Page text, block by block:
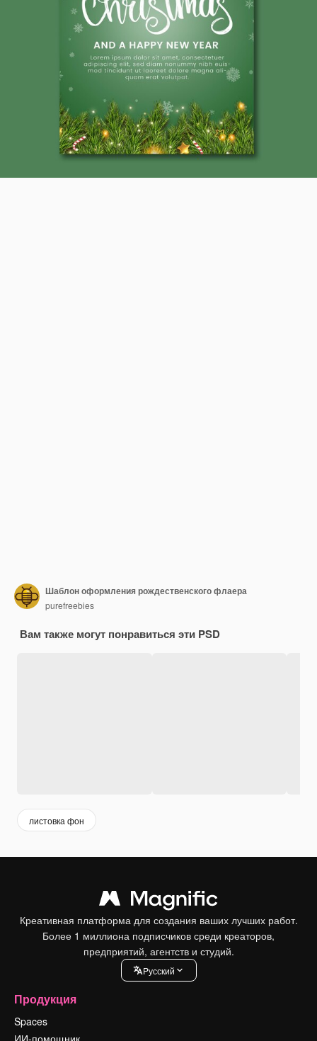
Шаблон оформления рождественского флаера
purefreebies
Вам также могут понравиться эти PSD
листовка фон
Креативная платформа для создания ваших лучших работ.
Более 1 миллиона подписчиков среди креаторов,
предприятий, агентств и студий.
Pусский
Продукция
Spaces